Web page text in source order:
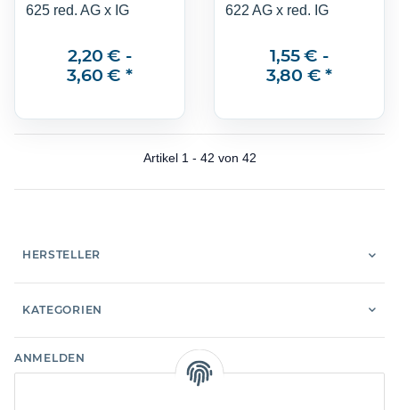
625 red. AG x IG
2,20 € -
3,60 € *
622 AG x red. IG
1,55 € -
3,80 €*
Artikel 1 - 42 von 42
HERSTELLER
KATEGORIEN
ANMELDEN